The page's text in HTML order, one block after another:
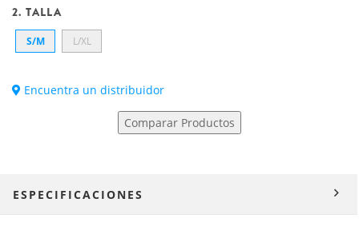
2. TALLA
S/M L/XL
Encuentra un distribuidor
Comparar Productos
ESPECIFICACIONES